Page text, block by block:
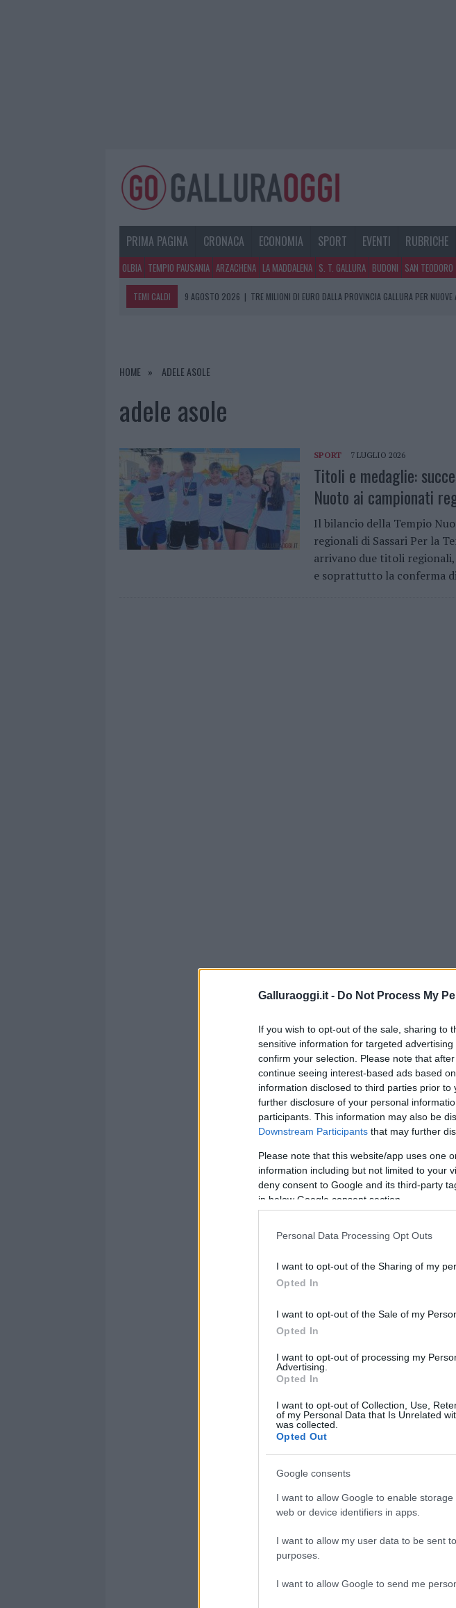
Galluraoggi.it - Do Not Process My
If you wish to opt-out of the sale, sharing to
sensitive information for targeted
confirm your selection. Please note that
continue seeing interest-based ads based
information disclosed to third parties prior
further disclosure of your personal
participants. This information may also be
Downstream Participants that may further
Please note that this website/app uses one
information including but not limited to your
deny consent to Google and its third-party
in below Google consent section.
Personal Data Processing Opt Outs
I want to opt-out of the Sharing of my
Opted In
I want to opt-out of the Sale of my
Opted In
I want to opt-out of processing my
Advertising.
Opted In
I want to opt-out of Collection, Use,
of my Personal Data that Is Unrelated
was collected.
Opted Out
Google consents
I want to allow Google to enable
web or device identifiers in apps.
I want to allow my user data to be sent
purposes.
I want to allow Google to send me
PRIMA PAGINA CRONACA ECONOMIA SPORT EVENTI RUBRICHE
OLBIA TEMPIO PAUSANIA ARZACHENA LA MADDALENA S. T. GALLURA BUDONI SAN TEODORO
TEMI CALDI 9 AGOSTO 2026 | TRE MILIONI DI EURO DALLA PROVINCIA GALLURA PER NUOVE
8 AGOSTO 2026 | SANGUE, MUSICA E SOLIDARIETÀ CON AVIS OLBIA AL DELTA CENTER
HOME ADELE ASOLE
adele asole
SPORT 7 LUGLIO 2026
Titoli e medaglie:
Nuoto ai campionati
Il bilancio della Tempio
regionali di Sassari Per la
arrivano due titoli
e soprattutto la conferma